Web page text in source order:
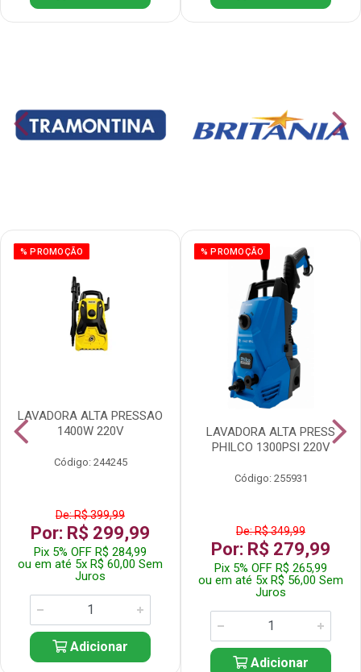
% PROMOÇÃO
LAVADORA ALTA PRESSAO
1400W 220V
Código: 244245
De: R$ 399,99
Por: R$ 299,99
Pix 5% OFF R$ 284,99
ou em até 5x R$ 60,00 Sem
Juros
Adicionar
% PROMOÇÃO
LAVADORA ALTA PRESS
PHILCO 1300PSI 220V
Código: 255931
De: R$ 349,99
Por: R$ 279,99
Pix 5% OFF R$ 265,99
ou em até 5x R$ 56,00 Sem
Juros
Adicionar